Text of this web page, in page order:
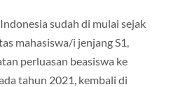
sudah di mulai sejak
mahasiswa/i jenjang S1,
perluasan beasiswa ke
tahun 2021, kembali di